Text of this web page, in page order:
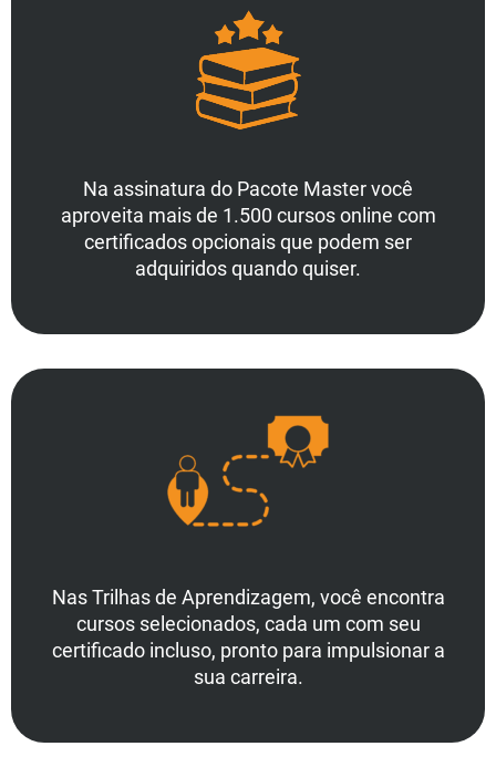
Na assinatura do Pacote Master você
aproveita mais de 1.500 cursos online com
certificados opcionais que podem ser
adquiridos quando quiser.
Nas Trilhas de Aprendizagem, você encontra
cursos selecionados, cada um com seu
certificado incluso, pronto para impulsionar a
sua carreira.